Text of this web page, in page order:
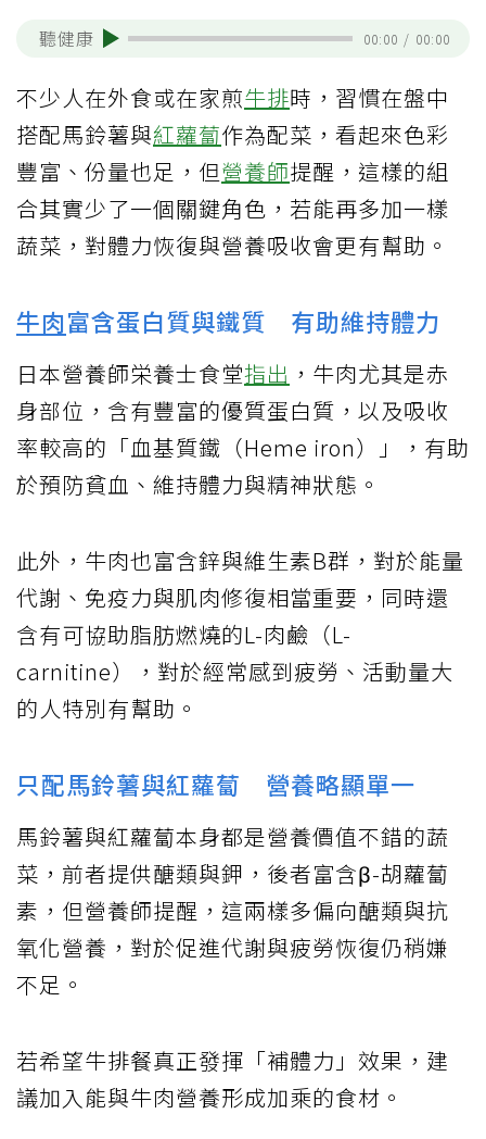
聽健康 00:00 / 00:00
不少人在外食或在家煎牛排時，習慣在盤中
搭配馬鈴薯與紅蘿蔔作為配菜，看起來色彩
豐富、份量也足，但營養師提醒，這樣的組
合其實少了一個關鍵角色，若能再多加一樣
蔬菜，對體力恢復與營養吸收會更有幫助。
牛肉富含蛋白質與鐵質 有助維持體力
日本營養師栄養士食堂指出 ，牛肉尤其是赤
身部位，含有豐富的優質蛋白質，以及吸收
率較高的「血基質鐵（Heme iron）」，有助
於預防貧血、維持體力與精神狀態。
此外，牛肉也富含鋅與維生素B群，對於能量
代謝、免疫力與肌肉修復相當重要，同時還
含有可協助脂肪燃燒的L-肉鹼（L-
carnitine），對於經常感到疲勞、活動量大
的人特別有幫助。
只配馬鈴薯與紅蘿蔔 營養略顯單一
馬鈴薯與紅蘿蔔本身都是營養價值不錯的蔬
菜，前者提供醣類與鉀，後者富含β-胡蘿蔔
素，但營養師提醒，這兩樣多偏向醣類與抗
氧化營養，對於促進代謝與疲勞恢復仍稍嫌
不足。
若希望牛排餐真正發揮「補體力」效果，建
議加入能與牛肉營養形成加乘的食材。